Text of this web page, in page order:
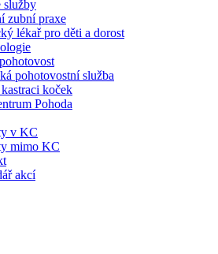
služby
zubní praxe
lékař pro děti a dorost
pohotovostní služba
koček
Pohoda
v KC
mimo KC
akcí